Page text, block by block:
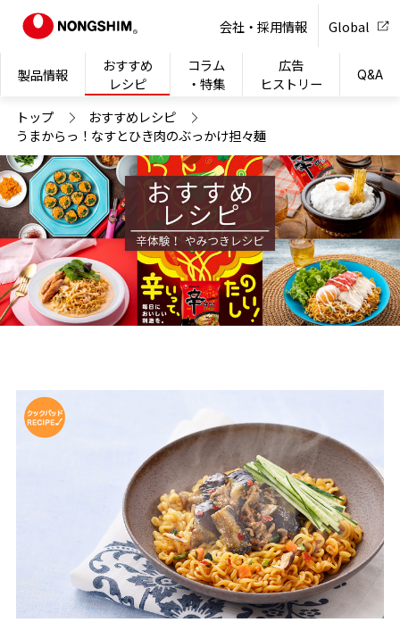
製品情報
おすすめ
レシピ
コラム
・特集
広告
ヒストリー
Q&A
会社・採用情報 Global
トップ
おすすめレシピ
うまからっ！なすとひき肉のぶっかけ担々麺